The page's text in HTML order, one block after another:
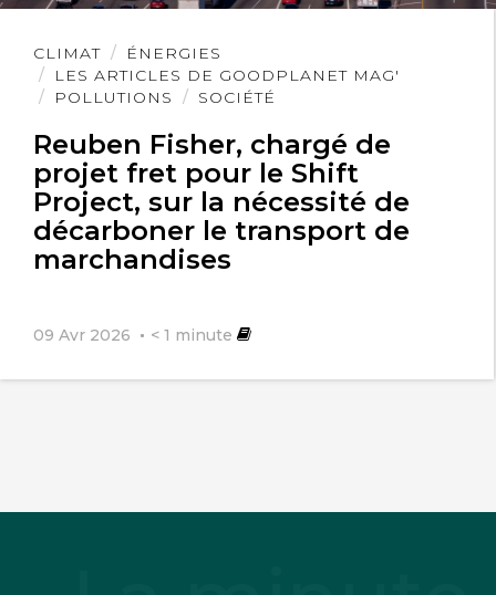
CLIMAT
ÉNERGIES
LES ARTICLES DE GOODPLANET MAG'
POLLUTIONS
SOCIÉTÉ
Reuben Fisher, chargé de
projet fret pour le Shift
Project, sur la nécessité de
décarboner le transport de
marchandises
09 Avr 2026 < 1 minute
Lire
l'article